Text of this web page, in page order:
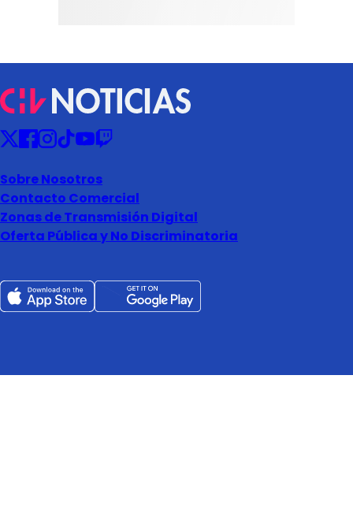
Sobre Nosotros
Contacto Comercial
Zonas de Transmisión Digital
Oferta Pública y No Discriminatoria